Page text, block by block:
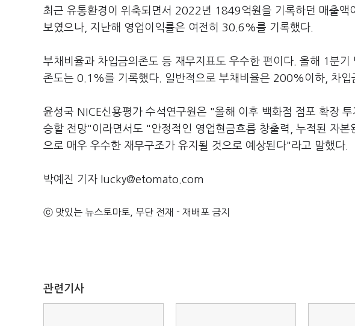
최근 유통환경이 위축되면서 2022년 1849억원을 기록하던 매출
보였으나, 지난해 영업이익률은 여전히 30.6%를 기록했다.
부채비율과 차입금의존도 등 재무지표도 우수한 편이다. 올해 1분
존도는 0.1%를 기록했다. 일반적으로 부채비율은 200%이하, 차
윤성국 NICE신용평가 수석연구원은 "올해 이후 백화점 점포 확장
승할 전망"이라면서도 "안정적인 영업현금흐름 창출력, 누적된 자
으로 매우 우수한 재무구조가 유지될 것으로 예상된다"라고 말했다.
박예진 기자 lucky@etomato.com
ⓒ 맛있는 뉴스토마토, 무단 전재 - 재배포 금지
관련기사